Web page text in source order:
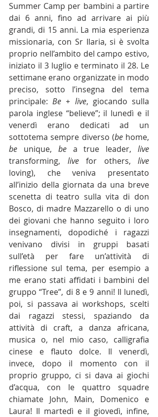
Summer Camp per bambini a partire
dai 6 anni, fino ad arrivare ai più
grandi, di 15 anni. La mia esperienza
missionaria, con Sr Ilaria, si è svolta
proprio nell’ambito del campo estivo,
iniziato il 3 luglio e terminato il 28. Le
settimane erano organizzate in modo
preciso, sotto l’insegna del tema
principale: Be + live, giocando sulla
parola inglese “believe”; il lunedì e il
venerdì erano dedicati ad un
sottotema sempre diverso (be
be unique, be a true leader, live
transforming, live for others, live
loving), che veniva presentato
all’inizio della giornata da una breve
scenetta di teatro sulla vita di don
Bosco, di madre Mazzarello o di uno
dei giovani che hanno seguito i loro
insegnamenti, dopodiché i ragazzi
venivano divisi in gruppi basati
sull’età per fare un’attività di
riflessione sul tema, per esempio a
me erano stati affidati i bambini del
gruppo “Tree”, di 8 e 9 anni! Il lunedì,
poi, si passava ai workshops, scelti
dai ragazzi stessi, spaziando da
attività di craft, a danza africana,
musica o, nel mio caso, calligrafia
cinese e flauto dolce. Il venerdì,
invece, dopo il momento con il
proprio gruppo, ci si dava ai giochi
d’acqua, con le quattro squadre
chiamate John, Main, Domenico e
Laura! Il martedì e il giovedì, infine,